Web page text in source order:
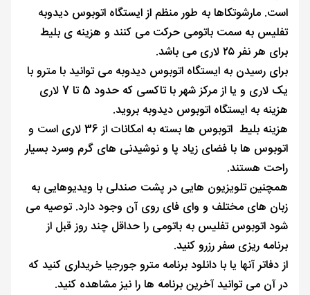
است. مارشوتکاها به طور منظم از ایستگاه اتوبوس دیدوبه
تفلیس به سمت باتومی حرکت می کنند و هزینه ی بلیط
برای هر نفر ۲۵ لاری می باشد.
برای رسیدن به ایستگاه اتوبوس دیدوبه می توانید با مترو با
یک لاری و یا از مرکز شهر با تاکسی که حدود 5 تا 7 لاری
هزینه به ایستگاه اتوبوس دیدوبه بروید.
هزینه بلیط اتوبوس ها بسته به امکانات از 36 لاری است و
اتوبوس ها با فضای زیاد پا و نوشیدنی های گرم وسرد بسیار
راحت هستند.
همچنین تلویزیون ‌هایی در پشت صندلی با ویدیوهایی به
زبان ‌های مختلف و وای ‌فای روی آن وجود دارد. توصیه می
شود اتوبوس تفلیس به باتومی را حداقل چند روز قبل از
برنامه ریزی سفر رزرو کنید.
از دفاتر آنها یا با دانلود برنامه مترو جورجیا خریداری کنید که
در آن می توانید آخرین برنامه ها را نیز مشاهده کنید.